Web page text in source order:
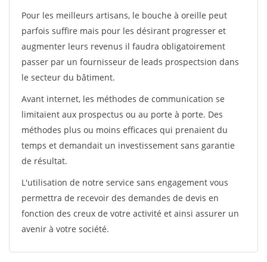
Pour les meilleurs artisans, le bouche à oreille peut
parfois suffire mais pour les désirant progresser et
augmenter leurs revenus il faudra obligatoirement
passer par un fournisseur de leads prospectsion dans
le secteur du bâtiment.
Avant internet, les méthodes de communication se
limitaient aux prospectus ou au porte à porte. Des
méthodes plus ou moins efficaces qui prenaient du
temps et demandait un investissement sans garantie
de résultat.
L'utilisation de notre service sans engagement vous
permettra de recevoir des demandes de devis en
fonction des creux de votre activité et ainsi assurer un
avenir à votre société.